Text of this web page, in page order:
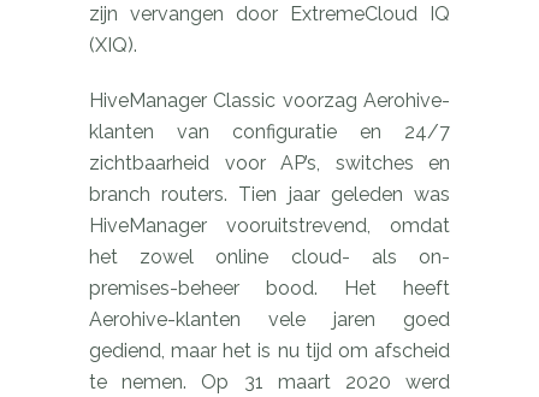
zijn vervangen door ExtremeCloud IQ
(XIQ).
HiveManager Classic voorzag Aerohive-
klanten van configuratie en 24/7
zichtbaarheid voor AP’s, switches en
branch routers. Tien jaar geleden was
HiveManager vooruitstrevend, omdat
het zowel online cloud- als on-
premises-beheer bood. Het heeft
Aerohive-klanten vele jaren goed
gediend, maar het is nu tijd om afscheid
te nemen. Op 31 maart 2020 werd